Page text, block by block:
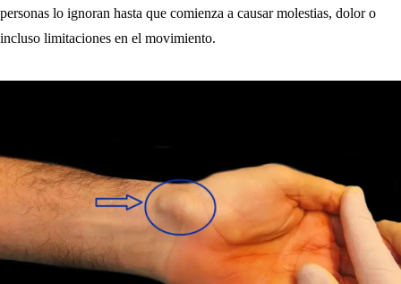
personas lo ignoran hasta que comienza a causar molestias, dolor o
incluso limitaciones en el movimiento.